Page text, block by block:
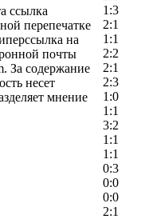
1:3
2:1
1:1
2:2
2:1
2:3
1:0
1:1
3:2
1:1
1:1
0:3
0:0
0:0
2:1
ссылка
перепечатке
на
почты
За содержание
несет
мнение